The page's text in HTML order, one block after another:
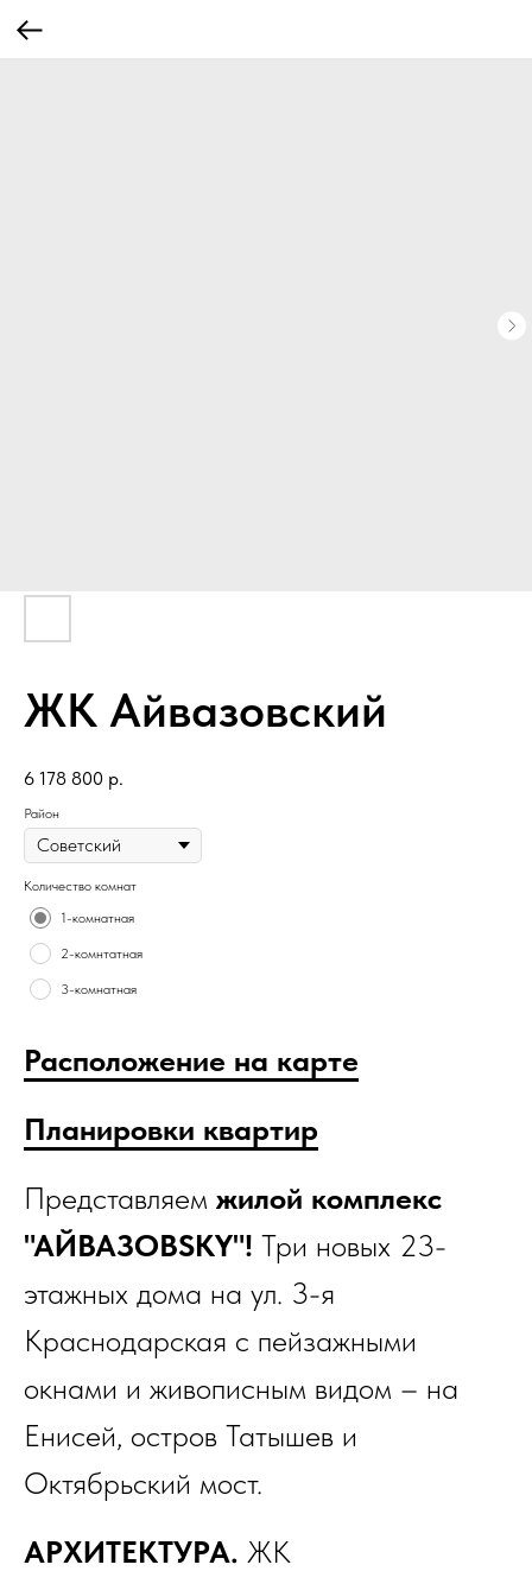
ЖК Айвазовский
6 178 800 р.
Район
Количество комнат
1-комнатная
2-комнтатная
3-комнатная
Расположение на карте
Планировки квартир
Представляем жилой комплекс
"АЙВАЗОВSKY"! Три новых 23-
этажных дома на ул. 3-я
Краснодарская с пейзажными
окнами и живописным видом – на
Енисей, остров Татышев и
Октябрьский мост.
АРХИТЕКТУРА. ЖК